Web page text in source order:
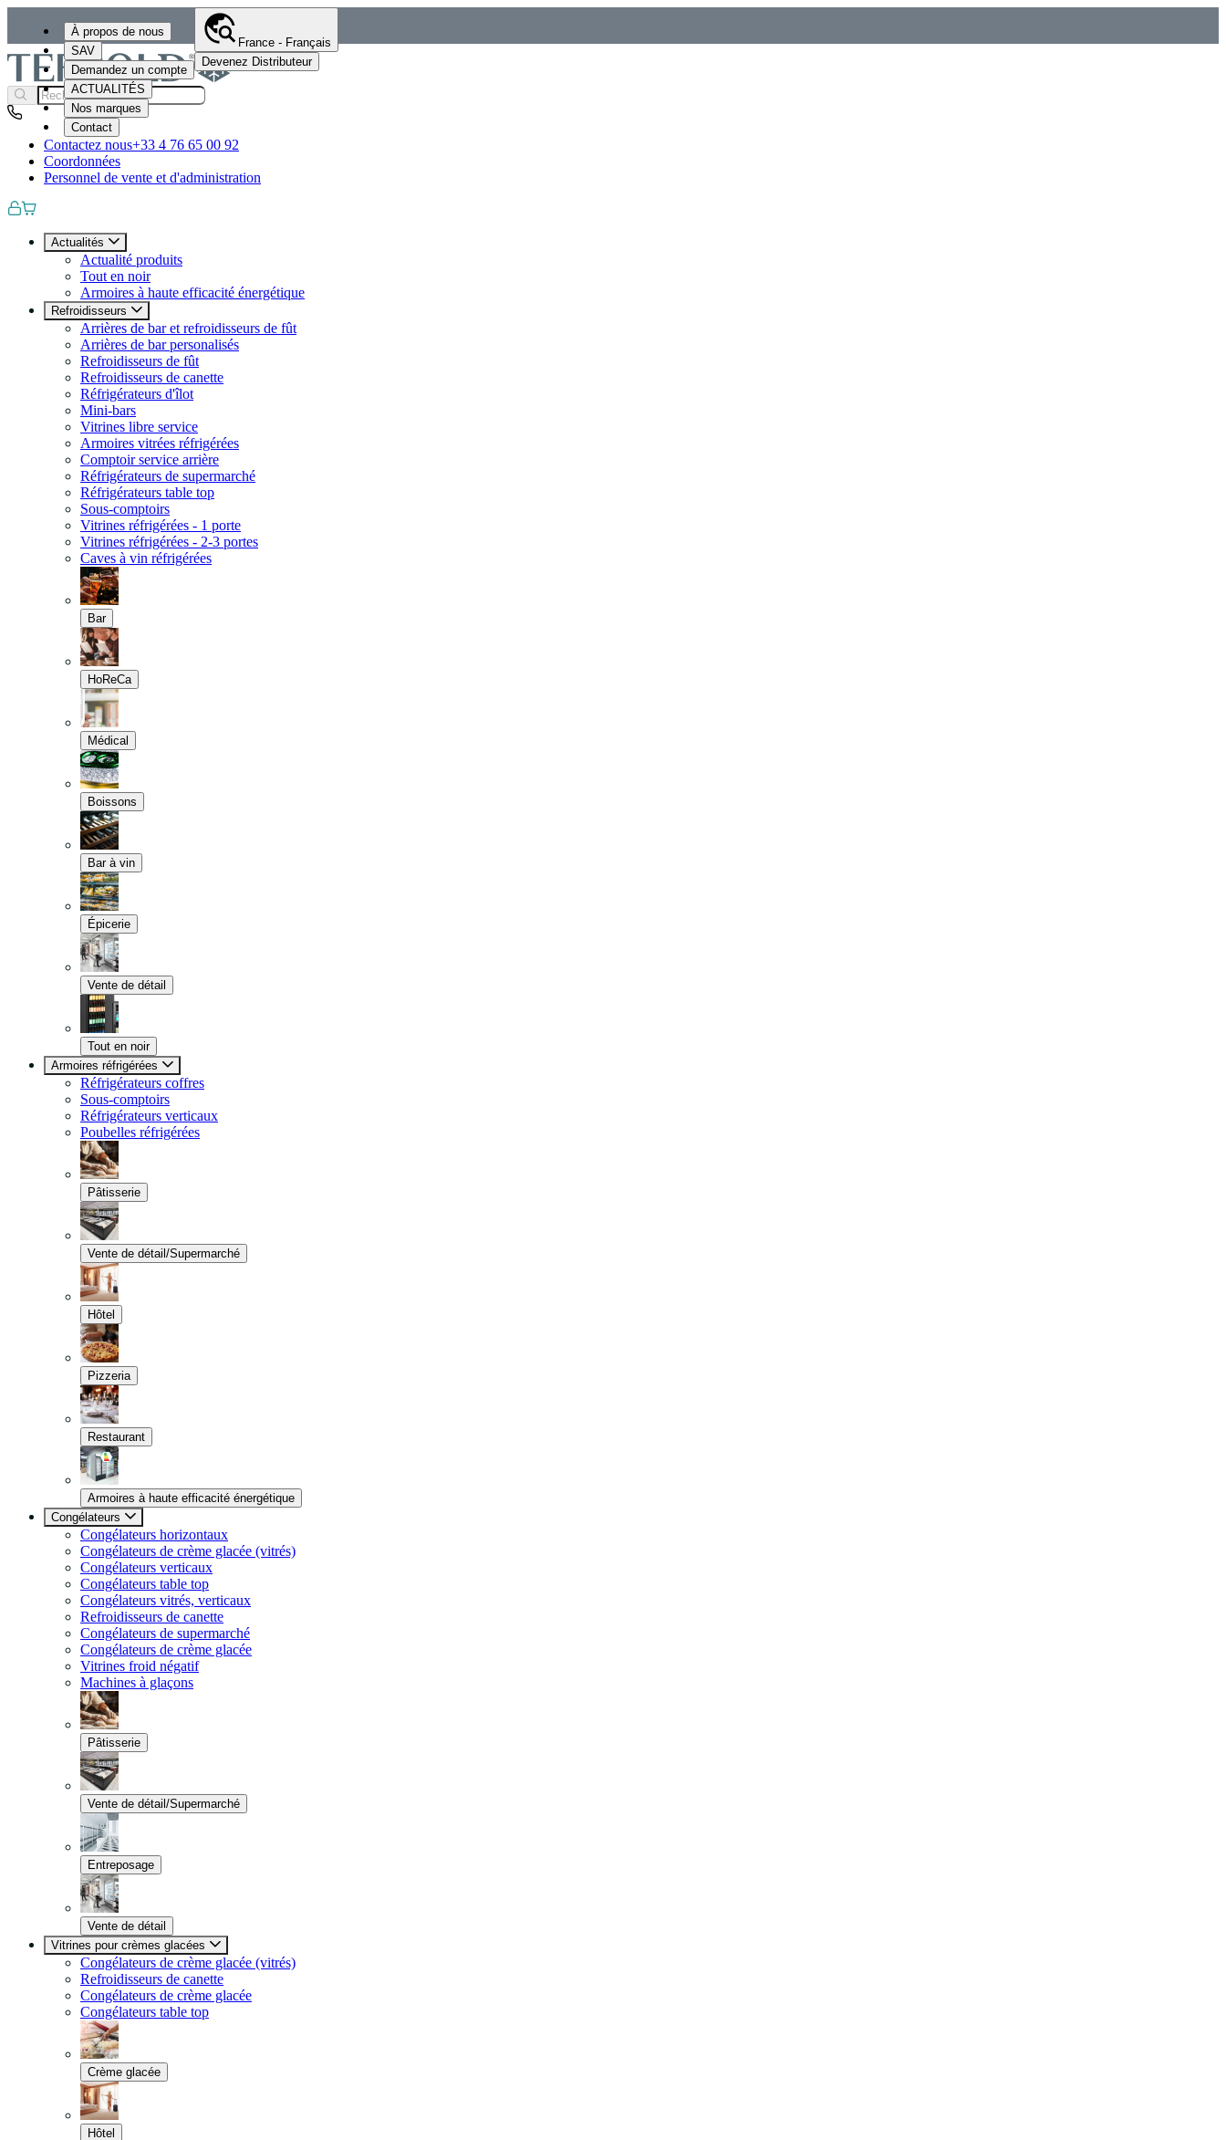
À propos de nous
SAV
Demandez un compte
ACTUALITÉS
Nos marques
Contact
France - Français
Devenez Distributeur
Contactez nous+33 4 76 65 00 92
Coordonnées
Personnel de vente et d'administration
Actualités
Actualité produits
Tout en noir
Armoires à haute efficacité énergétique
Refroidisseurs
Arrières de bar et refroidisseurs de fût
Arrières de bar personalisés
Refroidisseurs de fût
Refroidisseurs de canette
Réfrigérateurs d'îlot
Mini-bars
Vitrines libre service
Armoires vitrées réfrigérées
Comptoir service arrière
Réfrigérateurs de supermarché
Réfrigérateurs table top
Sous-comptoirs
Vitrines réfrigérées - 1 porte
Vitrines réfrigérées - 2-3 portes
Caves à vin réfrigérées
Bar
HoReCa
Médical
Boissons
Bar à vin
Épicerie
Vente de détail
Tout en noir
Armoires réfrigérées
Réfrigérateurs coffres
Sous-comptoirs
Réfrigérateurs verticaux
Poubelles réfrigérées
Pâtisserie
Vente de détail/Supermarché
Hôtel
Pizzeria
Restaurant
Armoires à haute efficacité énergétique
Congélateurs
Congélateurs horizontaux
Congélateurs de crème glacée (vitrés)
Congélateurs verticaux
Congélateurs table top
Congélateurs vitrés, verticaux
Refroidisseurs de canette
Congélateurs de supermarché
Congélateurs de crème glacée
Vitrines froid négatif
Machines à glaçons
Pâtisserie
Vente de détail/Supermarché
Entreposage
Vente de détail
Vitrines pour crèmes glacées
Congélateurs de crème glacée (vitrés)
Refroidisseurs de canette
Congélateurs de crème glacée
Congélateurs table top
Crème glacée
Hôtel